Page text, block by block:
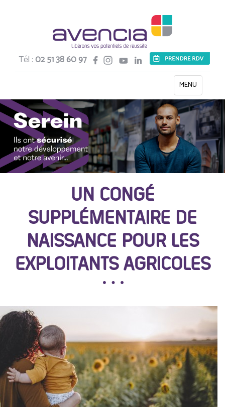
Tél :02 51 38 60 97
Toggle
navigation
MENU
UN CONGÉ
SUPPLÉMENTAIRE DE
NAISSANCE POUR LES
EXPLOITANTS AGRICOLES